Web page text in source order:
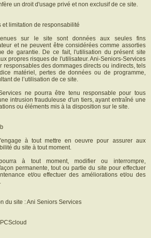
un droit d'usage privé et non exclusif de ce site.
et limitation de responsabilité
sur le site sont données aux seules fins
et ne peuvent être considérées comme assorties
de garantie. De ce fait, l'utilisation du présent site
propres risques de l'utilisateur. Ani-Seniors-Services
responsables des dommages directs ou indirects, tels
matériel, pertes de données ou de programme,
de l’utilisation de ce site.
ne pourra être tenu responsable pour tous
intrusion frauduleuse d'un tiers, ayant entraîné une
ou éléments mis à la disposition sur le site.
à tout mettre en oeuvre pour assurer aux
du site à tout moment.
pourra à tout moment, modifier ou interrompre,
permanente, tout ou partie du site pour effectuer
et/ou effectuer des améliorations et/ou des
du site : Ani Seniors Services